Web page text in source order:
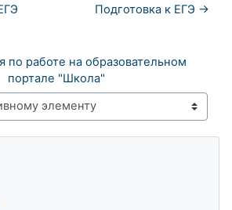
Подготовка к ЕГЭ →
по работе на образовательном
портале "Школа"
элементу